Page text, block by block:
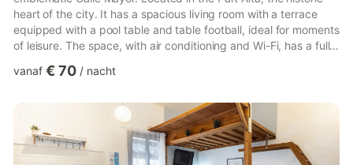
heart of the city. It has a spacious living room with a terrace
equipped with a pool table and table football, ideal for moments
of leisure. The space, with air conditioning and Wi-Fi, has a fully
master bedroom, warm and comfortable, has a double bed.
situation in Old Town buildings. Additional Tourist Tax: Please
note that in our city a Tourist T...
vanaf € 70 / nacht